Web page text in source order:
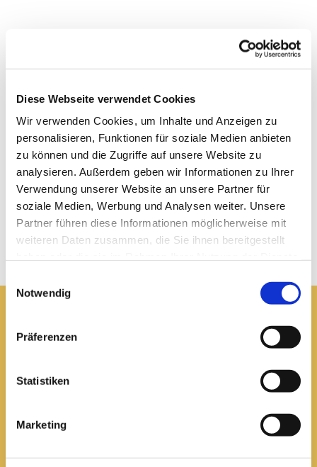
Diese Webseite verwendet Cookies
Wir verwenden Cookies, um Inhalte und Anzeigen zu
personalisieren, Funktionen für soziale Medien anbieten
zu können und die Zugriffe auf unsere Website zu
analysieren. Außerdem geben wir Informationen zu Ihrer
Verwendung unserer Website an unsere Partner für
soziale Medien, Werbung und Analysen weiter. Unsere
Partner führen diese Informationen möglicherweise mit
weiteren Daten zusammen, die Sie ihnen bereitgestellt
Notwendig
Präferenzen
Statistiken
Marketing
Pfarrei St. Elisabeth Arnstadt
Büro Arnstadt